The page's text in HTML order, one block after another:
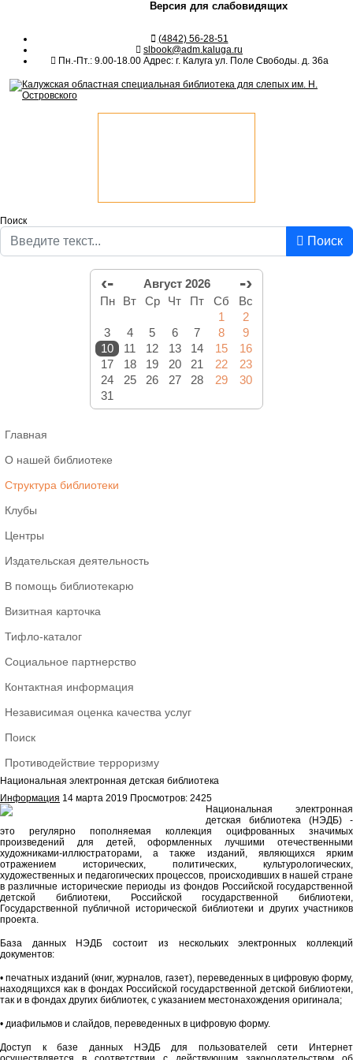
Версия для слабовидящих
(4842) 56-28-51
slbook@adm.kaluga.ru
Пн.-Пт.: 9.00-18.00 Адрес: г. Калуга ул. Поле Свободы. д. 36а
Поиск
Поиск
‹- Август 2026 -›
Пн Вт Ср Чт Пт Сб
Вс
1
2
3
4 5 6 7 8
9
10
11 12 13 14 15
16
17
18 19 20 21 22
23
24
25 26 27 28 29
30
31
Главная
О нашей библиотеке
Структура библиотеки
Клубы
Центры
Издательская деятельность
В помощь библиотекарю
Визитная карточка
Тифло-каталог
Социальное партнерство
Контактная информация
Независимая оценка качества услуг
Поиск
Противодействие терроризму
Национальная электронная детская библиотека
Информация 14 марта 2019 Просмотров: 2425
Национальная электронная
детская библиотека (НЭДБ) -
это регулярно пополняемая коллекция оцифрованных значимых
произведений для детей, оформленных лучшими отечественными
художниками-иллюстраторами, а также изданий, являющихся ярким
отражением исторических, политических, культурологических,
художественных и педагогических процессов, происходивших в нашей стране
в различные исторические периоды из фондов Российской государственной
детской библиотеки, Российской государственной библиотеки,
Государственной публичной исторической библиотеки и других участников
проекта.
База данных НЭДБ состоит из нескольких электронных коллекций
документов:
• печатных изданий (книг, журналов, газет), переведенных в цифровую форму,
находящихся как в фондах Российской государственной детской библиотеки,
так и в фондах других библиотек, с указанием местонахождения оригинала;
• диафильмов и слайдов, переведенных в цифровую форму.
Доступ к базе данных НЭДБ для пользователей сети Интернет